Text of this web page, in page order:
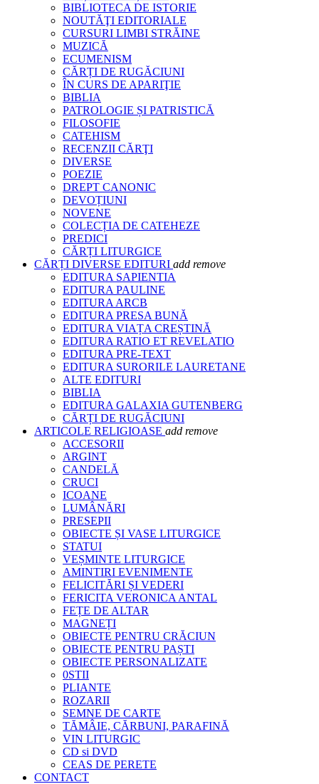
BIBLIOTECA DE ISTORIE
NOUTĂŢI EDITORIALE
CURSURI LIMBI STRĂINE
MUZICĂ
ECUMENISM
CĂRȚI DE RUGĂCIUNI
ÎN CURS DE APARIŢIE
BIBLIA
PATROLOGIE ȘI PATRISTICĂ
FILOSOFIE
CATEHISM
RECENZII CĂRŢI
DIVERSE
POEZIE
DREPT CANONIC
DEVOȚIUNI
NOVENE
COLECȚIA DE CATEHEZE
PREDICI
CĂRȚI LITURGICE
CĂRȚI DIVERSE EDITURI add remove
EDITURA SAPIENTIA
EDITURA PAULINE
EDITURA ARCB
EDITURA PRESA BUNĂ
EDITURA VIAȚA CREȘTINĂ
EDITURA RATIO ET REVELATIO
EDITURA PRE-TEXT
EDITURA SURORILE LAURETANE
ALTE EDITURI
BIBLIA
EDITURA GALAXIA GUTENBERG
CĂRȚI DE RUGĂCIUNI
ARTICOLE RELIGIOASE add remove
ACCESORII
ARGINT
CANDELĂ
CRUCI
ICOANE
LUMÂNĂRI
PRESEPII
OBIECTE ȘI VASE LITURGICE
STATUI
VEȘMINTE LITURGICE
AMINTIRI EVENIMENTE
FELICITĂRI ȘI VEDERI
FERICITA VERONICA ANTAL
FEȚE DE ALTAR
MAGNEȚI
OBIECTE PENTRU CRĂCIUN
OBIECTE PENTRU PAȘTI
OBIECTE PERSONALIZATE
0STII
PLIANTE
ROZARII
SEMNE DE CARTE
TĂMÂIE, CĂRBUNI, PARAFINĂ
VIN LITURGIC
CD si DVD
CEAS DE PERETE
CONTACT